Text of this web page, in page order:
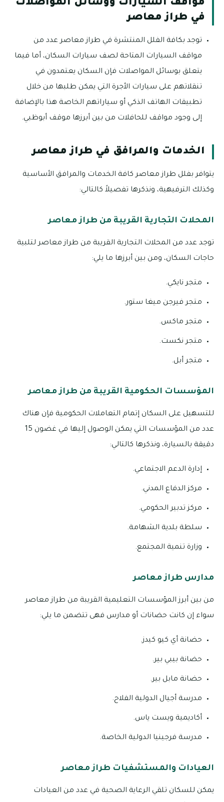
مواقف السيارات ووسائل المواصلات
في طراز معاصر
توجد بكافة الفلل المنتشرة في طراز معاصر عدد من
مواقف السيارات المتاحة لصف سيارات السكان، أما فيما
يتعلق بوسائل المواصلات فإن السكان يعتمدون في
تنقلاتهم على سيارات الأجرة التي يمكن طلبها من خلال
تطبيقات الهاتف الذكي أو سياراتهم الخاصة هذا بالإضافة
إلى وجود مواقف للحافلات من بين أبرزها موقف أبوظبي.
الخدمات والمرافق في طراز معاصر
يتوافر بفلل طراز معاصر كافة الخدمات والمرافق الأساسية
وكذلك الترفيهية، ونذكرها تفصيلاً كالتالي:
المحلات التجارية القريبة من طراز معاصر
توجد عدد من المحلات التجارية القريبة من طراز معاصر لتلبية
حاجات السكان، ومن بين أبرزها ما يلي:
متجر نايكي.
متجر فيرجن ميغا ستور.
متجر ماكس.
متجر نكست.
متجر أبل.
المؤسسات الحكومية القريبة من طراز معاصر
للتسهيل على السكان إتمام التعاملات الحكومية فإن هناك
عدد من المؤسسات التي يمكن الوصول إليها في غضون 15
دقيقة بالسيارة، ونذكرها كالتالي:
إدارة الدعم الاجتماعي.
مركز الدفاع المدني.
مركز تدبير الحكومي.
سلطة بلدية الشهامة.
وزارة تنمية المجتمع.
مدارس طراز معاصر
من بين أبرز المؤسسات التعليمية القريبة من طراز معاصر
سواء إن كانت حضانات أو مدارس فهى تتضمن ما يلي:
حضانة أي كيو كيدز.
حضانة بيبي بير.
حضانة مابل بير.
مدرسة أجيال الدولية الفلاح.
أكاديمية ويست ياس.
مدرسة فرجينيا الدولية الخاصة.
العيادات والمستشفيات طراز معاصر
يمكن للسكان تلقي الرعاية الصحية في عدد من العيادات